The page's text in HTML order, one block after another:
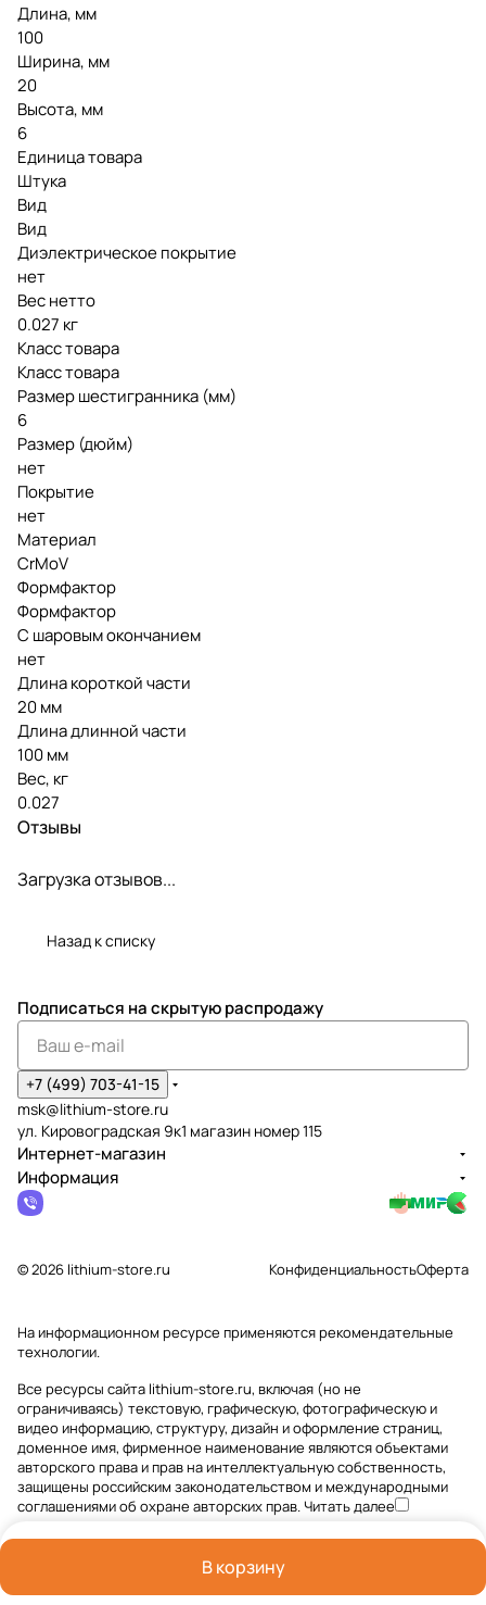
Длина, мм
100
Ширина, мм
20
Высота, мм
6
Единица товара
Штука
Вид
Вид
Диэлектрическое покрытие
нет
Вес нетто
0.027 кг
Класс товара
Класс товара
Размер шестигранника (мм)
6
Размер (дюйм)
нет
Покрытие
нет
Материал
CrMoV
Формфактор
Формфактор
С шаровым окончанием
нет
Длина короткой части
20 мм
Длина длинной части
100 мм
Вес, кг
0.027
Отзывы
Загрузка отзывов...
Назад к списку
В корзину
Подписаться на скрытую распродажу
+7 (499) 703-41-15
msk@lithium-store.ru
ул. Кировоградская 9к1 магазин номер 115
Интернет-магазин
Информация
© 2026 lithium-store.ru КонфиденциальностьОферта
На информационном ресурсе применяютсярекомендательные
технологии.
Все ресурсы сайта lithium-store.ru, включая (но не
ограничиваясь) текстовую, графическую, фотографическую и
видео информацию, структуру, дизайн и оформление страниц,
доменное имя, фирменное наименование являются объектами
авторского права и прав на интеллектуальную собственность,
защищены российским законодательством и международными
соглашениями об охране авторских прав.Читать далее